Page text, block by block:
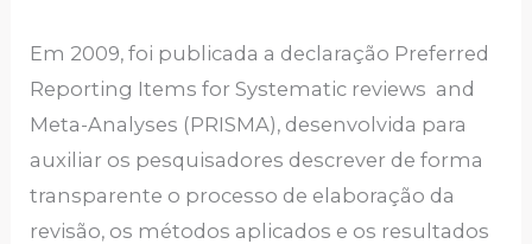
Em 2009, foi publicada a declaração Preferred
Reporting Items for Systematic reviews and
Meta-Analyses (PRISMA), desenvolvida para
auxiliar os pesquisadores descrever de forma
transparente o processo de elaboração da
revisão, os métodos aplicados e os resultados